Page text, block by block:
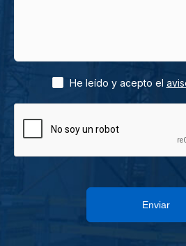
He leído y acepto el
Enviar